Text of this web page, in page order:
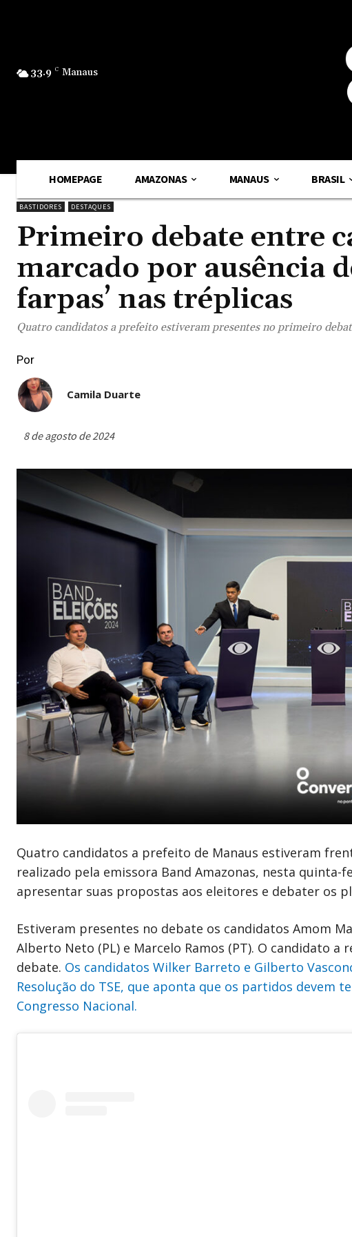
33.9 C Manaus
HOMEPAGE AMAZONAS MANAUS BRASIL
BASTIDORES DESTAQUES
Primeiro debate entre
marcado por ausência
farpas’ nas tréplicas
Quatro candidatos a prefeito estiveram presentes no primeiro
Por
Camila Duarte
8 de agosto de 2024
Quatro candidatos a prefeito de Manaus estiveram
realizado pela emissora Band Amazonas, nesta quinta-
apresentar suas propostas aos eleitores e debater os
Estiveram presentes no debate os candidatos Amom
Alberto Neto (PL) e Marcelo Ramos (PT). O candidato a
debate. Os candidatos Wilker Barreto e Gilberto
Resolução do TSE, que aponta que os partidos
Congresso Nacional.